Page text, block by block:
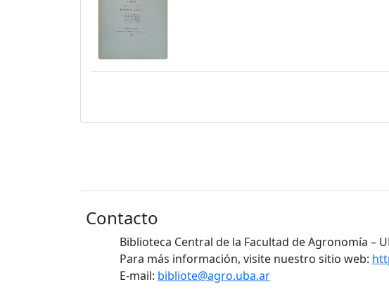
Contacto
Biblioteca Central de la Facultad de Agronomía –
Para más información, visite nuestro sitio web:
E-mail: bibliote@agro.uba.ar